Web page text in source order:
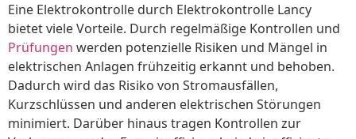
Eine Elektrokontrolle durch Elektrokontrolle Lancy
bietet viele Vorteile. Durch regelmäßige Kontrollen und
Prüfungen werden potenzielle Risiken und Mängel in
elektrischen Anlagen frühzeitig erkannt und behoben.
Dadurch wird das Risiko von Stromausfällen,
Kurzschlüssen und anderen elektrischen Störungen
minimiert. Darüber hinaus tragen Kontrollen zur